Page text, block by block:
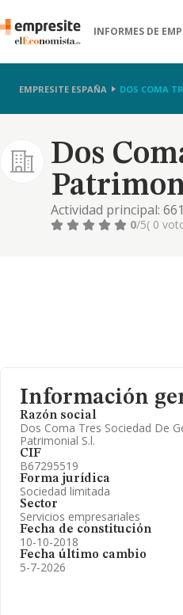
INFORMES DE
EMPRESITE ESPAÑA DOS COMA
Dos
Actividad principal:
fondos de
0/5( 0
Información
Razón social
Dos Coma Tres Sociedad De
Patrimonial S.l.
CIF
B67295519
Forma jurídica
Sociedad limitada
Sector
Servicios empresariales
Fecha de constitución
10-10-2018
Fecha último cambio
5-7-2026